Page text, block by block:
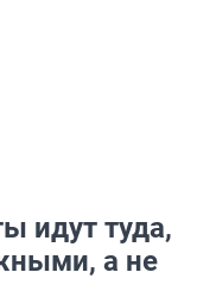
идут туда,
а не